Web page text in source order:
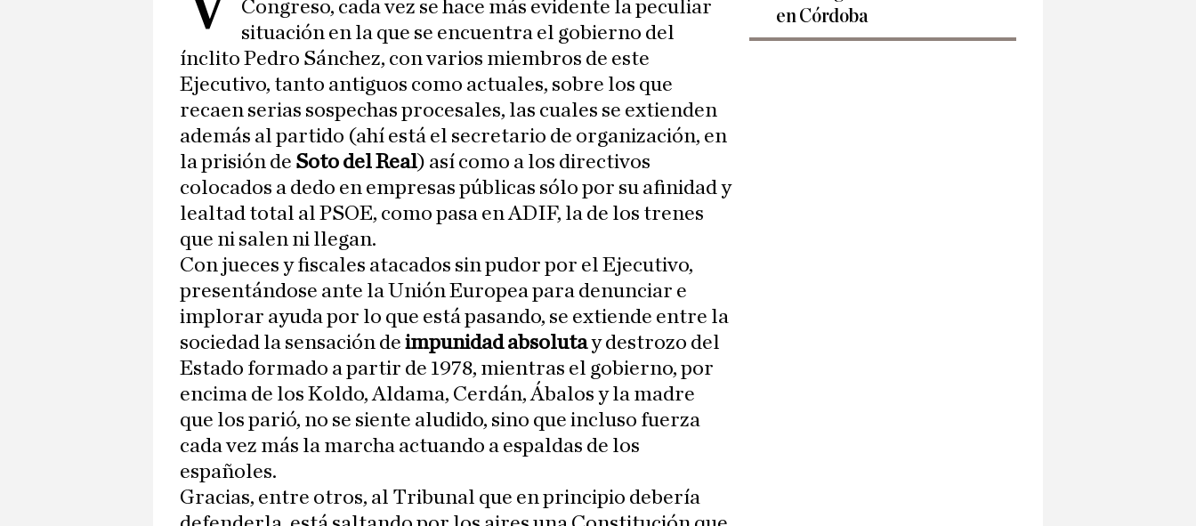
Congreso, cada vez se hace más evidente la peculiar
situación en la que se encuentra el gobierno del
ínclito Pedro Sánchez, con varios miembros de este
Ejecutivo, tanto antiguos como actuales, sobre los que
recaen serias sospechas procesales, las cuales se extienden
además al partido (ahí está el secretario de organización, en
la prisión de Soto del Real) así como a los directivos
colocados a dedo en empresas públicas sólo por su afinidad y
lealtad total al PSOE, como pasa en ADIF, la de los trenes
que ni salen ni llegan.
Con jueces y fiscales atacados sin pudor por el Ejecutivo,
presentándose ante la Unión Europea para denunciar e
implorar ayuda por lo que está pasando, se extiende entre la
sociedad la sensación de impunidad absolutay destrozo del
Estado formado a partir de 1978, mientras el gobierno, por
encima de los Koldo, Aldama, Cerdán, Ábalos y la madre
que los parió, no se siente aludido, sino que incluso fuerza
cada vez más la marcha actuando a espaldas de los
españoles.
Gracias, entre otros, al Tribunal que en principio debería
en Córdoba